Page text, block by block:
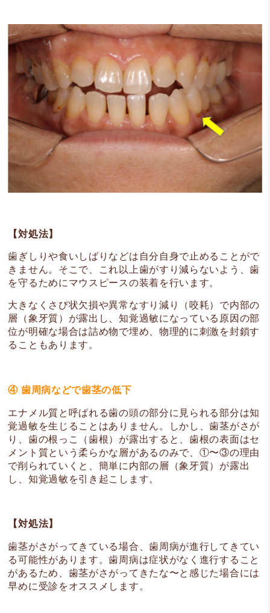
【対処法】
歯ぎしりや食いしばりなどは自分自身で止めることがで
きません。そこで、これ以上歯がすり減らないよう、歯
を守るためにマウスピースの装着を行います。
大きなくさび状欠損や異常なすり減り（咬耗）で内部の
層（象牙質）が露出し、知覚過敏になっている原因の部
位が明確な場合は詰め物で埋め、物理的に刺激を封鎖す
ることもあります。
④ 歯周病などで歯茎の低下
エナメル質と呼ばれる歯の頭の部分に見られる部分は知
覚過敏を生じることはありません。しかし、歯茎がさが
り、歯の根っこ（歯根）が露出すると、歯根の表面はセ
メント質という柔らかな層があるのみで、①〜③の理由
で削られていくと、簡単に内部の層（象牙質）が露出
し、知覚過敏を引き起こします。
【対処法】
歯茎がさがってきている場合、歯周病が進行してきてい
る可能性があります。歯周病は症状がなく進行すること
があるため、歯茎がさがってきたな〜と感じた場合には
早めに受診をオススメします。